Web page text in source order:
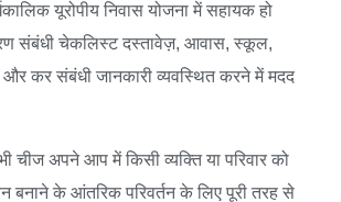
यूरोपीय निवास योजना में सहायक हो
संबंधी चेकलिस्ट दस्तावेज़, आवास, स्कूल,
और कर संबंधी जानकारी व्यवस्थित करने में मदद
चीज अपने आप में किसी व्यक्ति या परिवार को
बनाने के आंतरिक परिवर्तन के लिए पूरी तरह से